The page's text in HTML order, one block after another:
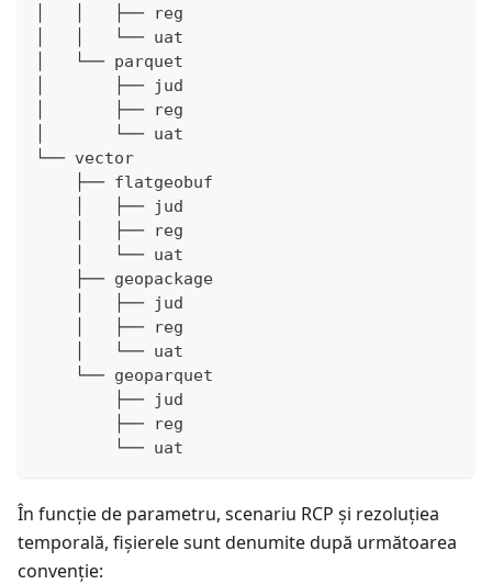
│   │   ├── reg
│   │   └── uat
│   └── parquet
│       ├── jud
│       ├── reg
│       └── uat
└── vector
    ├── flatgeobuf
    │   ├── jud
    │   ├── reg
    │   └── uat
    ├── geopackage
    │   ├── jud
    │   ├── reg
    │   └── uat
    └── geoparquet
        ├── jud
        ├── reg
        └── uat
În funcție de parametru, scenariu RCP și rezoluțiea
temporală, fișierele sunt denumite după următoarea
convenție: